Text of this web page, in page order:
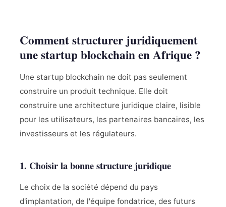
Comment structurer juridiquement
une startup blockchain en Afrique ?
Une startup blockchain ne doit pas seulement
construire un produit technique. Elle doit
construire une architecture juridique claire, lisible
pour les utilisateurs, les partenaires bancaires, les
investisseurs et les régulateurs.
1. Choisir la bonne structure juridique
Le choix de la société dépend du pays
d'implantation, de l'équipe fondatrice, des futurs